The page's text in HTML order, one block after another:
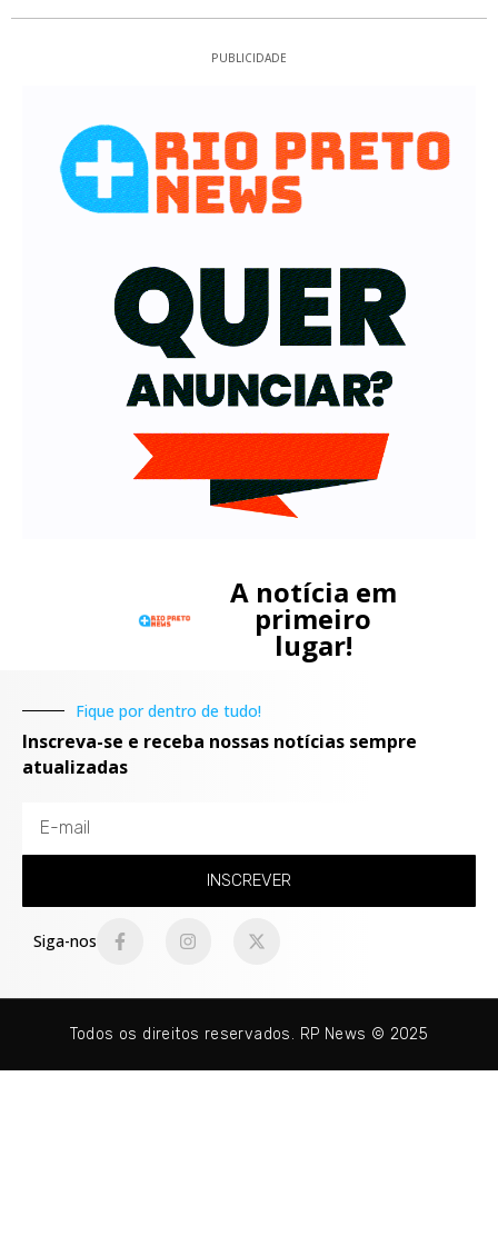
PUBLICIDADE
A notícia em
primeiro
lugar!
Fique por dentro de tudo!
Inscreva-se e receba nossas notícias sempre
atualizadas
INSCREVER
Siga-nos
Todos os direitos reservados. RP News © 2025